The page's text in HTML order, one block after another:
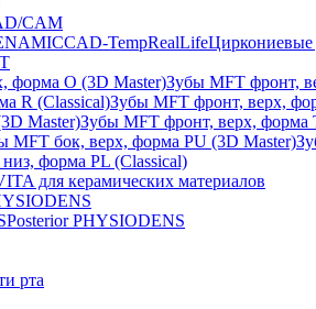
CAM
CAD-TempRealLifeЦиркониевые
форма O (3D Master)Зубы MFT фронт,
R (Classical)Зубы MFT фронт, верх,
Master)Зубы MFT фронт, верх, форма
MFT бок, верх, форма PU (3D Master)
форма PL (Classical)
для керамических материалов
Posterior PHYSIODENS
рта